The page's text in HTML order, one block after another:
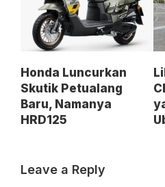
Honda Luncurkan
Skutik Petualang
Baru, Namanya
HRD125
Leave a Reply